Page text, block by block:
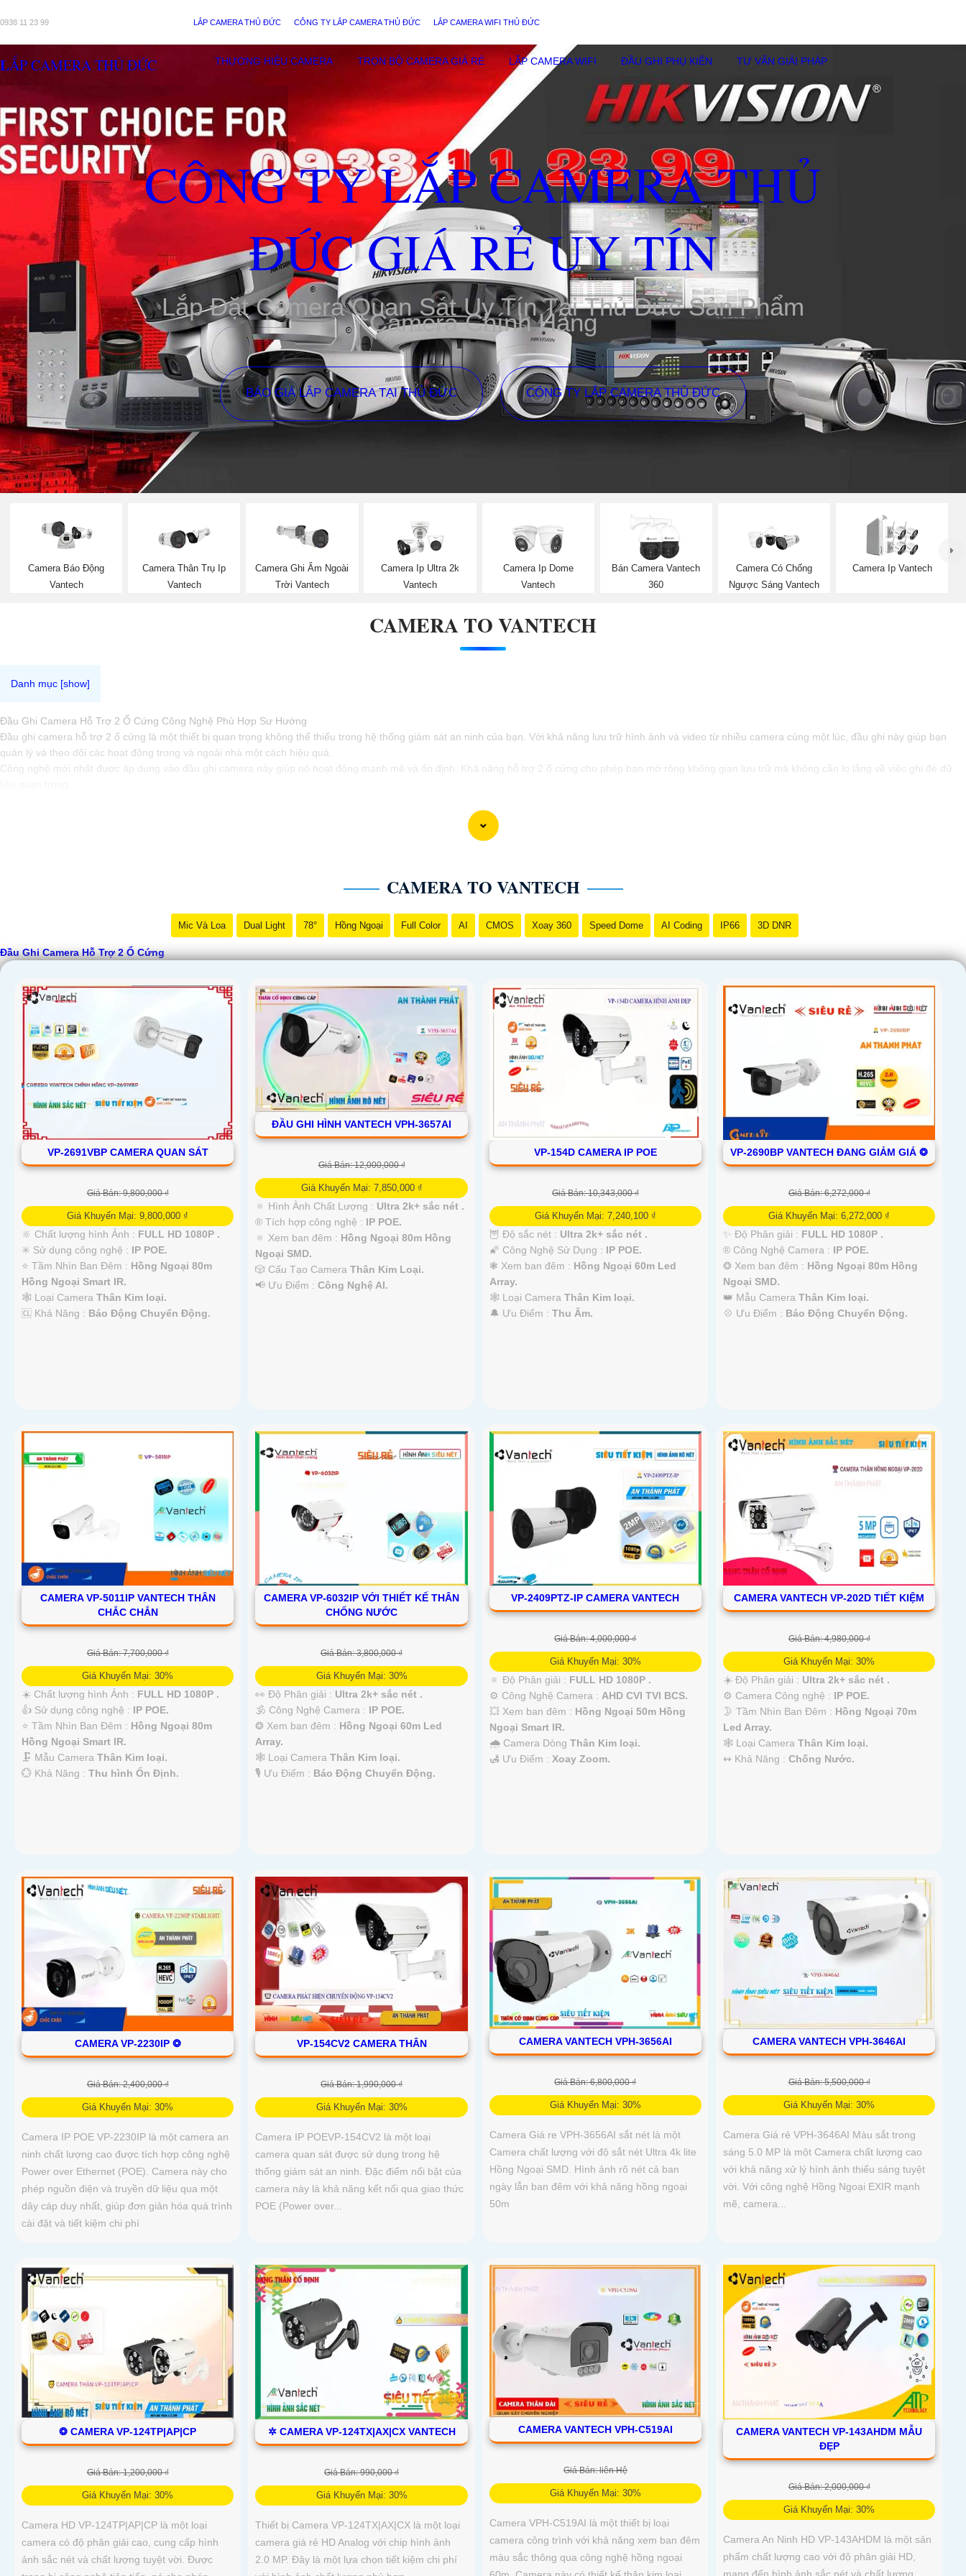
0938 11 23 99 LẮP CAMERA THỦ ĐỨC CÔNG TY LẮP CAMERA THỦ ĐỨC LẮP CAMERA WIFI THỦ ĐỨC
LẮP CAMERA THỦ ĐỨC THƯƠNG HIỆU CAMERA TRỌN BỘ CAMERA GIÁ RẺ LẮP CAMERA WIFI ĐẦU GHI PHỤ KIÊN TƯ VẤN GIẢI PHÁP
CÔNG TY LẮP CAMERA THỦ
ĐỨC GIÁ RẺ UY TÍN
Lắp Đặt Camera Quan Sát Uy Tín Tại Thủ Đức Sản Phẩm
Camera Chính Hãng
BÁO GIÁ LẮP CAMERA TẠI THỦ ĐỨC CÔNG TY LẮP CAMERA THỦ ĐỨC
Camera Báo Động
Vantech
Camera Thân Trụ Ip
Vantech
Camera Ghi Âm Ngoài
Trời Vantech
Camera Ip Ultra 2k
Vantech
Camera Ip Dome
Vantech
Bán Camera Vantech
360
Camera Có Chống
Ngược Sáng Vantech
Camera Ip Vantech
CAMERA TO VANTECH
Đầu Ghi Camera Hỗ Trợ 2 Ổ Cứng Công Nghệ Phù Hợp Sư Hướng
Đầu ghi camera hỗ trợ 2 ổ cứng là một thiết bị quan trọng không thể thiếu trong hệ thống giám sát an ninh của bạn. Với khả năng lưu trữ hình ảnh và video từ nhiều camera cùng một lúc, đầu ghi này giúp bạn
quản lý và theo dõi các hoạt động trong và ngoài nhà một cách hiệu quả.
Công nghệ mới nhất được áp dụng vào đầu ghi camera này giúp nó hoạt động mạnh mẽ và ổn định. Khả năng hỗ trợ 2 ổ cứng cho phép bạn mở rộng không gian lưu trữ mà không cần lo lắng về việc ghi đè dữ
để bảo vệ và giám sát nhà ở, cửa hàng hoặc văn phòng của bạn một cách chuyên nghiệp và hiệu quả nhất.
CAMERA TO VANTECH
Mic Và Loa Dual Light 78° Hồng Ngoại Full Color AI CMOS Xoay 360 Speed Dome AI Coding IP66 3D DNR
Đầu Ghi Camera Hỗ Trợ 2 Ổ Cứng
VP-2691VBP CAMERA QUAN SÁT
Giá Bán: 9,800,000 ₫
Giá Khuyến Mại: 9,800,000 ₫
🔆 Chất lượng hình Ảnh : FULL HD 1080P .
✳️ Sử dụng công nghệ : IP POE.
⭐ Tầm Nhìn Ban Đêm : Hồng Ngoại 80m
Hồng Ngoại Smart IR.
🕸️ Loại Camera Thân Kim loại.
️🆑 Khả Năng : Báo Động Chuyển Động.
ĐẦU GHI HÌNH VANTECH VPH-3657AI
Giá Bán: 12,000,000 ₫
Giá Khuyến Mại: 7,850,000 ₫
🔅 Hình Ành Chất Lượng : Ultra 2k+ sắc nét .
®️ Tích hợp công nghệ : IP POE.
🔅 Xem ban đêm : Hồng Ngoại 80m Hồng
Ngoại SMD.
🎲 Cấu Tạo CameraThân Kim Loại.
️📢 Ưu Điểm :Công Nghệ AI.
VP-154D CAMERA IP POE
Giá Bán: 10,343,000 ₫
Giá Khuyến Mại: 7,240,100 ₫
🦉 Độ sắc nét : Ultra 2k+ sắc nét .
🌠 Công Nghệ Sử Dụng : IP POE.
❃ Xem ban đêm : Hồng Ngoại 60m Led
Array.
🕸️ Loại Camera Thân Kim loại.
️🔔 Ưu Điểm : Thu Âm.
VP-2690BP VANTECH ĐANG GIẢM GIÁ ❂
Giá Bán: 6,272,000 ₫
Giá Khuyến Mại: 6,272,000 ₫
✨ Độ Phân giải : FULL HD 1080P .
®️ Công Nghệ Camera : IP POE.
❂ Xem ban đêm : Hồng Ngoại 80m Hồng
Ngoại SMD.
👑 Mẫu CameraThân Kim loại.
️💠 Ưu Điểm : Báo Động Chuyển Động.
CAMERA VP-5011IP VANTECH THÂN
CHẮC CHẮN
Giá Bán: 7,700,000 ₫
Giá Khuyến Mại: 30%
☀️ Chất lượng hình Ảnh : FULL HD 1080P .
👍 Sử dụng công nghệ : IP POE.
⭐ Tầm Nhìn Ban Đêm : Hồng Ngoại 80m
Hồng Ngoại Smart IR.
🗜️ Mẫu Camera Thân Kim loại.
️💮 Khả Năng : Thu hình Ổn Định.
CAMERA VP-6032IP VỚI THIẾT KẾ THÂN
CHỐNG NƯỚC
Giá Bán: 3,800,000 ₫
Giá Khuyến Mại: 30%
👀 Độ Phân giải : Ultra 2k+ sắc nét .
🕉️ Công Nghệ Camera : IP POE.
❂ Xem ban đêm : Hồng Ngoại 60m Led
Array.
🕸️ Loại CameraThân Kim loại.
️🎙 Ưu Điểm : Báo Động Chuyển Động.
VP-2409PTZ-IP CAMERA VANTECH
Giá Bán: 4,000,000 ₫
Giá Khuyến Mại: 30%
🔅 Độ Phân giải : FULL HD 1080P .
⚙ Công Nghệ Camera : AHD CVI TVI BCS.
💥 Xem ban đêm : Hồng Ngoại 50m Hồng
Ngoại Smart IR.
🌧️ Camera Dòng Thân Kim loại.
️🛃 Ưu Điểm : Xoay Zoom.
CAMERA VANTECH VP-202D TIẾT KIỆM
Giá Bán: 4,980,000 ₫
Giá Khuyến Mại: 30%
☀️ Độ Phân giải : Ultra 2k+ sắc nét .
⚙ Camera Công nghệ : IP POE.
🌛 Tầm Nhìn Ban Đêm : Hồng Ngoại 70m
Led Array.
🕸️ Loại CameraThân Kim loại.
️↭ Khả Năng :Chống Nước.
CAMERA VP-2230IP ❂
Giá Bán: 2,400,000 ₫
Giá Khuyến Mại: 30%
Camera IP POE VP-2230IP là một camera an
ninh chất lượng cao được tích hợp công nghệ
Power over Ethernet (POE). Camera này cho
phép nguồn điện và truyền dữ liệu qua một
dây cáp duy nhất, giúp đơn giản hóa quá trình
cài đặt và tiết kiệm chi phí
VP-154CV2 CAMERA THÂN
Giá Bán: 1,990,000 ₫
Giá Khuyến Mại: 30%
Camera IP POEVP-154CV2 là một loại
camera quan sát được sử dụng trong hệ
thống giám sát an ninh. Đặc điểm nổi bật của
camera này là khả năng kết nối qua giao thức
POE (Power over...
CAMERA VANTECH VPH-3656AI
Giá Bán: 6,800,000 ₫
Giá Khuyến Mại: 30%
Camera Giá re VPH-3656AI sắt nét là một
Camera chất lượng với độ sắt nét Ultra 4k lite
Hồng Ngoại SMD. Hình ảnh rõ nét cả ban
ngày lẫn ban đêm với khả năng hồng ngoại
50m
CAMERA VANTECH VPH-3646AI
Giá Bán: 5,500,000 ₫
Giá Khuyến Mại: 30%
Camera Giá rẻ VPH-3646AI Màu sắt trong
sáng 5.0 MP là một Camera chất lượng cao
với khả năng xử lý hình ảnh thiếu sáng tuyệt
vời. Với công nghệ Hồng Ngoại EXIR mạnh
mẽ, camera...
❂ CAMERA VP-124TP|AP|CP
Giá Bán: 1,200,000 ₫
Giá Khuyến Mại: 30%
Camera HD VP-124TP|AP|CP là một loại
camera có độ phân giải cao, cung cấp hình
ảnh sắc nét và chất lượng tuyệt vời. Được
✲ CAMERA VP-124TX|AX|CX VANTECH
Giá Bán: 990,000 ₫
Giá Khuyến Mại: 30%
Thiết bị Camera VP-124TX|AX|CX là một loại
camera giá rẻ HD Analog với chip hình ảnh
2.0 MP. Đây là một lựa chọn tiết kiệm chi phí
CAMERA VANTECH VPH-C519AI
Giá Bán: liên Hệ
Giá Khuyến Mại: 30%
Camera VPH-C519AI là một thiết bị loại
camera công trình với khả năng xem ban đêm
màu sắc thông qua công nghệ hồng ngoại
CAMERA VANTECH VP-143AHDM MẪU
ĐẸP
Giá Bán: 2,000,000 ₫
Giá Khuyến Mại: 30%
Camera An Ninh HD VP-143AHDM là một sản
phẩm chất lượng cao với độ phân giải HD,
mang đến hình ảnh sắc nét và chất lượng